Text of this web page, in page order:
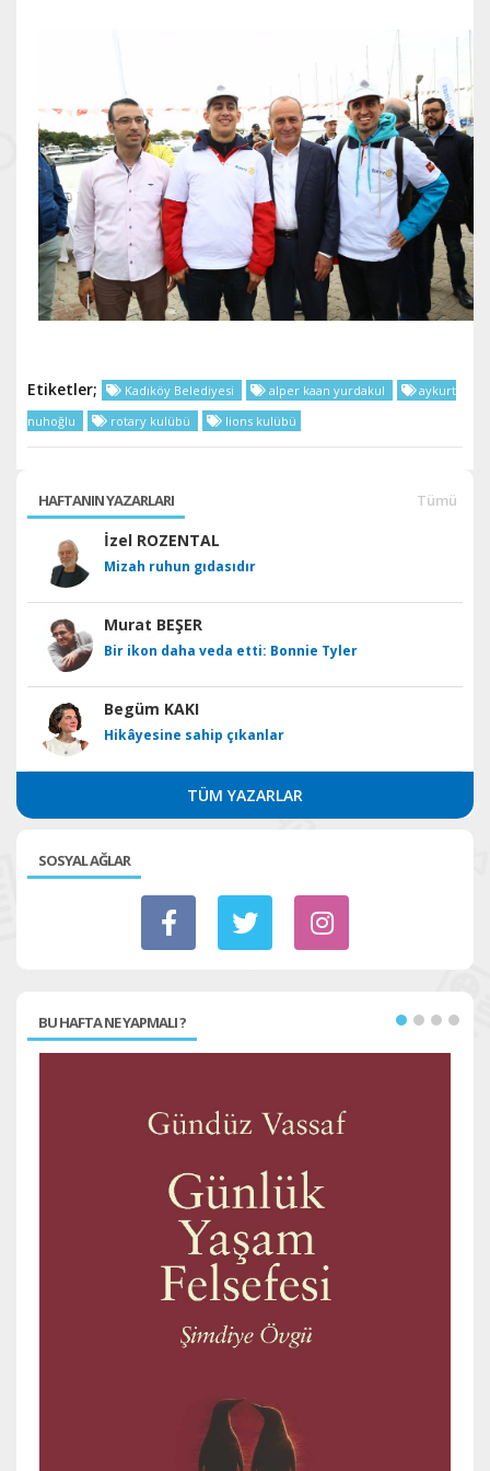
Etiketler; Kadıköy Belediyesi alper kaan yurdakul
aykurt
nuhoğlu
rotary kulübü lions kulübü
HAFTANIN YAZARLARI Tümü
İzel ROZENTAL
Mizah ruhun gıdasıdır
Murat BEŞER
Bir ikon daha veda etti: Bonnie Tyler
Begüm KAKI
Hikâyesine sahip çıkanlar
TÜM YAZARLAR
SOSYAL AĞLAR
BU HAFTA NE YAPMALI ?